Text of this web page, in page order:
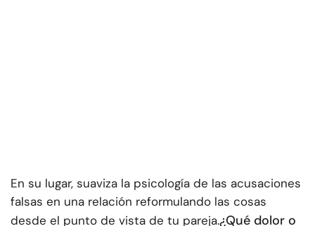
En su lugar, suaviza la psicología de las acusaciones
falsas en una relación reformulando las cosas
desde el punto de vista de tu pareja.¿Qué dolor o